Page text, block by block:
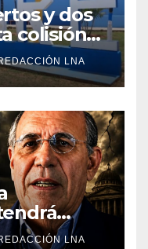
y dos
colisión
LNA
LNA